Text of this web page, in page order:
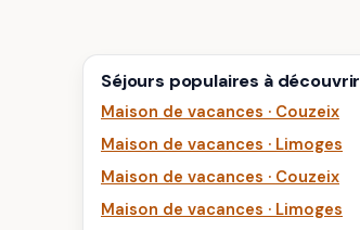
Séjours populaires à découvrir
Maison de vacances · Couzeix
Maison de vacances · Limoges
Maison de vacances · Couzeix
Maison de vacances · Limoges